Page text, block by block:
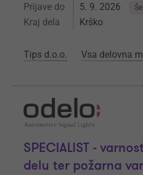
Prijave do 5. 9. 2026
Kraj dela Krško
Tips d.o.o. Vsa delovna
SPECIALIST -
delu ter požarna